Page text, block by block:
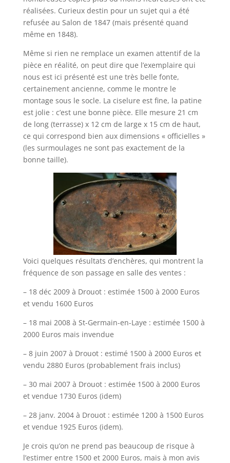
réalisées. Curieux destin pour un sujet qui a été
refusée au Salon de 1847 (mais présenté quand
même en 1848).
Même si rien ne remplace un examen attentif de la
pièce en réalité, on peut dire que l’exemplaire qui
nous est ici présenté est une très belle fonte,
certainement ancienne, comme le montre le
montage sous le socle. La ciselure est fine, la patine
est jolie : c’est une bonne pièce. Elle mesure 21 cm
de long (terrasse) x 12 cm de large x 15 cm de haut,
ce qui correspond bien aux dimensions « officielles »
(les surmoulages ne sont pas exactement de la
bonne taille).
Voici quelques résultats d’enchères, qui montrent la
fréquence de son passage en salle des ventes :
– 18 déc 2009 à Drouot : estimée 1500 à 2000 Euros
et vendu 1600 Euros
– 18 mai 2008 à St-Germain-en-Laye : estimée 1500 à
2000 Euros mais invendue
– 8 juin 2007 à Drouot : estimé 1500 à 2000 Euros et
vendu 2880 Euros (probablement frais inclus)
– 30 mai 2007 à Drouot : estimée 1500 à 2000 Euros
et vendue 1730 Euros (idem)
– 28 janv. 2004 à Drouot : estimée 1200 à 1500 Euros
et vendue 1925 Euros (idem).
Je crois qu’on ne prend pas beaucoup de risque à
l’estimer entre 1500 et 2000 Euros, mais à mon avis